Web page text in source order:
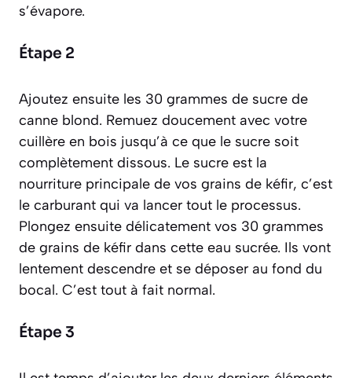
s’évapore.
Étape 2
Ajoutez ensuite les 30 grammes de sucre de
canne blond. Remuez doucement avec votre
cuillère en bois jusqu’à ce que le sucre soit
complètement dissous. Le sucre est la
nourriture principale de vos grains de kéfir, c’est
le carburant qui va lancer tout le processus.
Plongez ensuite délicatement vos 30 grammes
de grains de kéfir dans cette eau sucrée. Ils vont
lentement descendre et se déposer au fond du
bocal. C’est tout à fait normal.
Étape 3